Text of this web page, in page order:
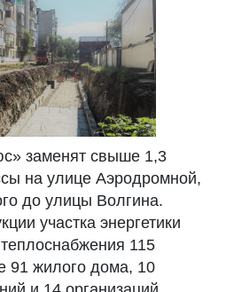
заменят свыше 1,3
на улице Аэродромной,
до улицы Волгина.
участка энергетики
115
91 жилого дома, 10